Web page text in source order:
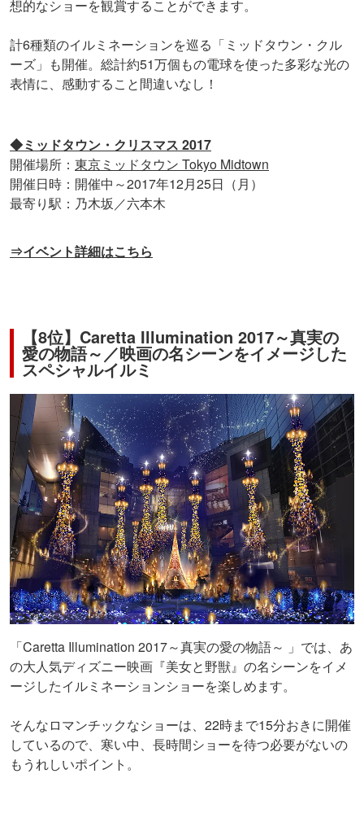
想的なショーを観賞することができます。
計6種類のイルミネーションを巡る「ミッドタウン・クル
ーズ」も開催。総計約51万個もの電球を使った多彩な光の
表情に、感動すること間違いなし！
◆ミッドタウン・クリスマス 2017
開催場所： 東京ミッドタウン Tokyo Midtown
開催日時：開催中～2017年12月25日（月）
最寄り駅：乃木坂／六本木
⇒イベント詳細はこちら
【8位】Caretta Illumination 2017～真実の
愛の物語～／映画の名シーンをイメージした
スペシャルイルミ
「Caretta Illumination 2017～真実の愛の物語～ 」では、あ
の大人気ディズニー映画『美女と野獣』の名シーンをイメ
ージしたイルミネーションショーを楽しめます。
そんなロマンチックなショーは、22時まで15分おきに開催
しているので、寒い中、長時間ショーを待つ必要がないの
もうれしいポイント。